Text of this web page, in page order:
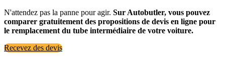
N'attendez pas la panne pour agir. Sur Autobutler, vous pouvez
comparer gratuitement des propositions de devis en ligne pour
le remplacement du tube intermédiaire de votre voiture.
Recevez des devis